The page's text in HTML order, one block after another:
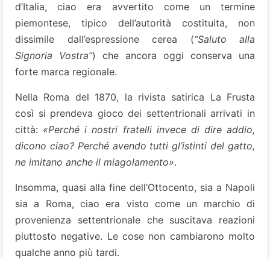
d’Italia, ciao era avvertito come un termine
piemontese, tipico dell’autorità costituita, non
dissimile dall’espressione cerea (“Saluto alla
Signoria Vostra”) che ancora oggi conserva una
forte marca regionale.
Nella Roma del 1870, la rivista satirica La Frusta
così si prendeva gioco dei settentrionali arrivati in
città: «Perché i nostri fratelli invece di dire addio,
dicono ciao? Perché avendo tutti gl’istinti del gatto,
ne imitano anche il miagolamento».
Insomma, quasi alla fine dell’Ottocento, sia a Napoli
sia a Roma, ciao era visto come un marchio di
provenienza settentrionale che suscitava reazioni
piuttosto negative. Le cose non cambiarono molto
qualche anno più tardi.